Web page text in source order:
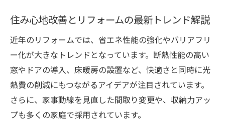
い
リフォームで家族に合った住環境を実現
住み心地向上のための段階的リフォーム計
画
断熱強化で感じる快適な住まいとは
断熱強化リフォームで実感する住み心地の
変化
住み心地改善とリフォームの最新トレンド解説
近年のリフォームでは、省エネ性能の強化やバリアフリ
ー化が大きなトレンドとなっています。断熱性能の高い
窓やドアの導入、床暖房の設置など、快適さと同時に光
熱費の削減にもつながるアイデアが注目されています。
さらに、家事動線を見直した間取り変更や、収納力アッ
プも多くの家庭で採用されています。